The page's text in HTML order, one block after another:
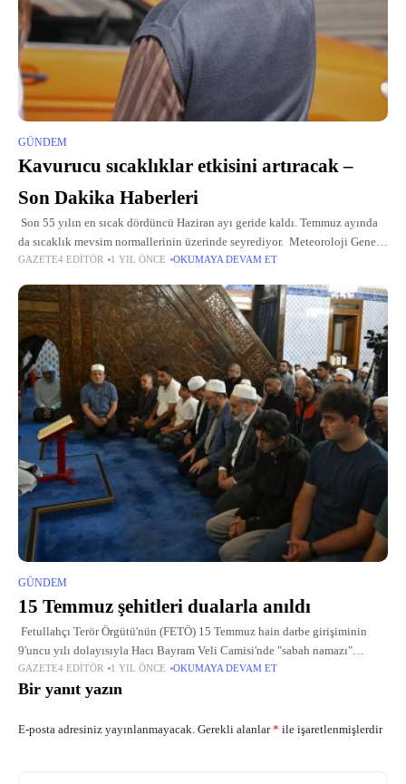
GÜNDEM
Kavurucu sıcaklıklar etkisini artıracak –
Son Dakika Haberleri
Son 55 yılın en sıcak dördüncü Haziran ayı geride kaldı. Temmuz ayında
da sıcaklık mevsim normallerinin üzerinde seyrediyor. Meteoroloji Genel
Müdürlüğü, önümüzdeki günler için yeni bir sıcak hava
GAZETE4 EDITÖR 1 YIL ÖNCE OKUMAYA DEVAM ET
GÜNDEM
15 Temmuz şehitleri dualarla anıldı
Fetullahçı Terör Örgütü'nün (FETÖ) 15 Temmuz hain darbe girişiminin
9'uncu yılı dolayısıyla Hacı Bayram Veli Camisi'nde "sabah namazı"
buluşması düzenlendi. Diyanet İşleri Başkanı Erbaş'ın katıldığı programda,
15 Temmuz
GAZETE4 EDITÖR 1 YIL ÖNCE OKUMAYA DEVAM ET
Bir yanıt yazın
E-posta adresiniz yayınlanmayacak. Gerekli alanlar* ile işaretlenmişlerdir